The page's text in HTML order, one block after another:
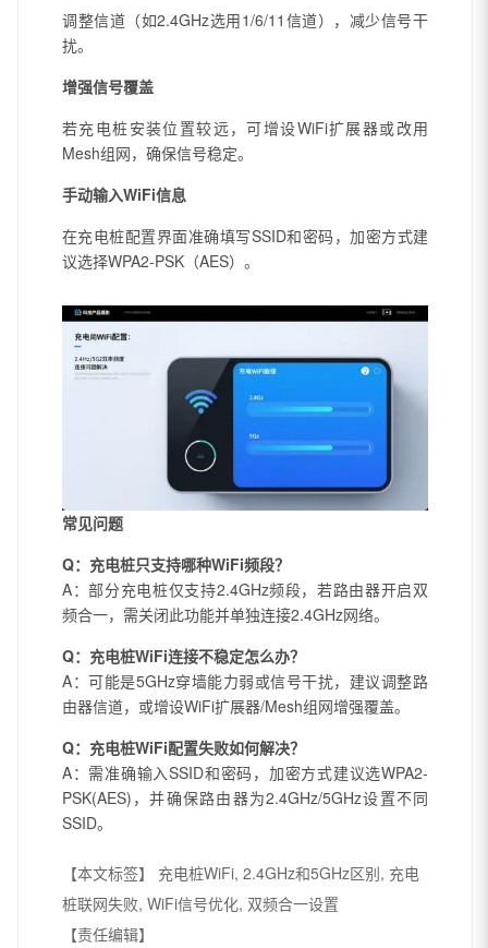
调整信道（如2.4GHz选用1/6/11信道），减少信号干
扰。
增强信号覆盖
若充电桩安装位置较远，可增设WiFi扩展器或改用
Mesh组网，确保信号稳定。
手动输入WiFi信息
在充电桩配置界面准确填写SSID和密码，加密方式建
议选择WPA2-PSK（AES）。
常见问题
Q：充电桩只支持哪种WiFi频段？
A：部分充电桩仅支持2.4GHz频段，若路由器开启双
频合一，需关闭此功能并单独连接2.4GHz网络。
Q：充电桩WiFi连接不稳定怎么办？
A：可能是5GHz穿墙能力弱或信号干扰，建议调整路
由器信道，或增设WiFi扩展器/Mesh组网增强覆盖。
Q：充电桩WiFi配置失败如何解决？
A：需准确输入SSID和密码，加密方式建议选WPA2-
PSK(AES)，并确保路由器为2.4GHz/5GHz设置不同
SSID。
【本文标签】
充电桩WiFi, 2.4GHz和5GHz区别, 充电
桩联网失败, WiFi信号优化, 双频合一设置
【责任编辑】